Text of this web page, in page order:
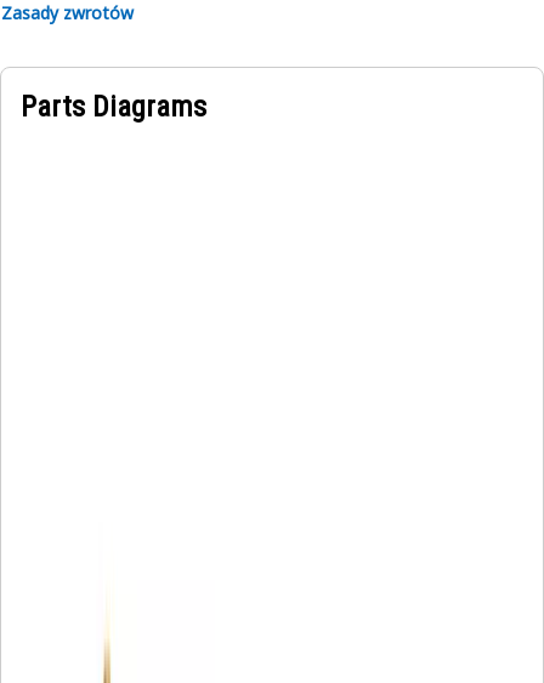
Zasady zwrotów
Parts Diagrams